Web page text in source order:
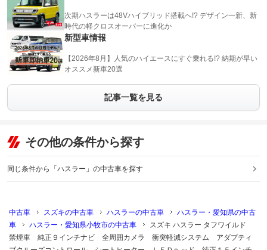
次期ハスラーは48Vハイブリッド搭載へ!? デザイン一新、新
時代の軽クロスオーバーに進化か
新型車情報
【2026年8月】人気のハイエースにすぐ乗れる!? 納期が早い
オススメ新車20選
記事一覧を見る
その他の条件から探す
同じ条件から「ハスラー」の中古車を探す
中古車 スズキの中古車 ハスラーの中古車
ハスラー・愛知県の中古
車
ハスラー・愛知県小牧市の中古車
スズキ ハスラー タフワイルド
禁煙車 純正９インチナビ 全周囲カメラ 衝突軽減システム アダプティ